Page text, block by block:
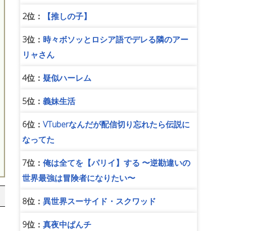
2位： 【推しの子】
3位： 時々ボソッとロシア語でデレる隣のアー
リャさん
4位： 疑似ハーレム
5位： 義妹生活
6位： VTuberなんだが配信切り忘れたら伝説に
なってた
7位： 俺は全てを【パリイ】する 〜逆勘違いの
世界最強は冒険者になりたい〜
8位： 異世界スーサイド・スクワッド
9位： 真夜中ぱんチ